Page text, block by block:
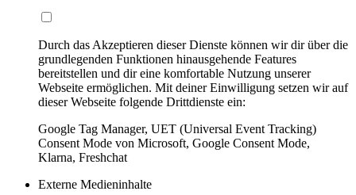
Durch das Akzeptieren dieser Dienste können wir dir über die
grundlegenden Funktionen hinausgehende Features
bereitstellen und dir eine komfortable Nutzung unserer
Webseite ermöglichen. Mit deiner Einwilligung setzen wir auf
dieser Webseite folgende Drittdienste ein:
Google Tag Manager, UET (Universal Event Tracking)
Consent Mode von Microsoft, Google Consent Mode,
Klarna, Freshchat
Externe Medieninhalte